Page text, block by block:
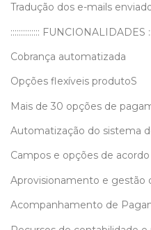
Tradução dos e-mails
:::::::::::::: FUNCIONALIDADES
Cobrança automatizada
Opções flexíveis produtoS
Mais de 30 opções de
Automatização do sistema
Campos e opções de
Aprovisionamento e gestão
Acompanhamento de